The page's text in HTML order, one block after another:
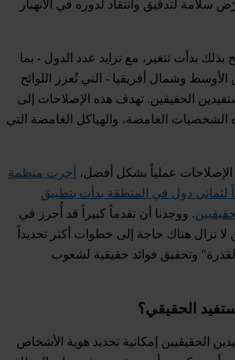
سلامة لتدقيق وانتقاد لدوره في الانهيار
بذلك بدأت تتغير، مع تزايد عدد الدول - بما
وشمال أفريقيا - التي تُعزز اللوائح
الحقيقين. تهدف هذه الإصلاحات إلى
الغامضة، والهياكل الغامضة التي
الإصلاحات عملياً بشكل أفضل،
أجرت منظمة
لثماني دول في المنطقة بدأت بتطبيق
. ووجدنا أن تقدماً كبيراً قد أُحرز في
لا تزال هناك حاجة إلى خطوات أكثر تحديداً
وتحقيق فوائد حقيقية لشعوب
الحقيقي؟
الحقيقيين إمكانية تحديد هوية الأشخاص